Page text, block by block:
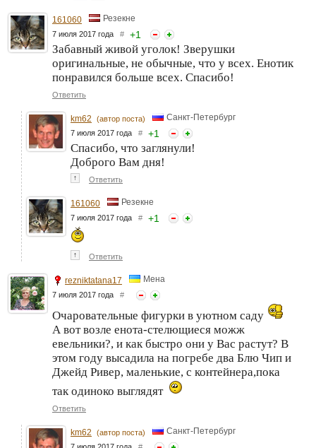
161060 Резекне
7 июля 2017 года # +1
Забавный живой уголок! Зверушки
оригинальные, не обычные, что у всех. Енотик
понравился больше всех. Спасибо!
Ответить
km62 (автор поста) Санкт-Петербург
7 июля 2017 года # +1
Спасибо, что заглянули!
Доброго Вам дня!
↑ Ответить
161060 Резекне
7 июля 2017 года # +1
↑ Ответить
rezniktatana17 Мена
7 июля 2017 года #
Очаровательные фигурки в уютном саду
А вот возле енота-стелющиеся можж
евельники?, и как быстро они у Вас растут? В
этом году высадила на погребе два Блю Чип и
Джейд Ривер, маленькие, с контейнера,пока
так одиноко выглядят
Ответить
km62 (автор поста) Санкт-Петербург